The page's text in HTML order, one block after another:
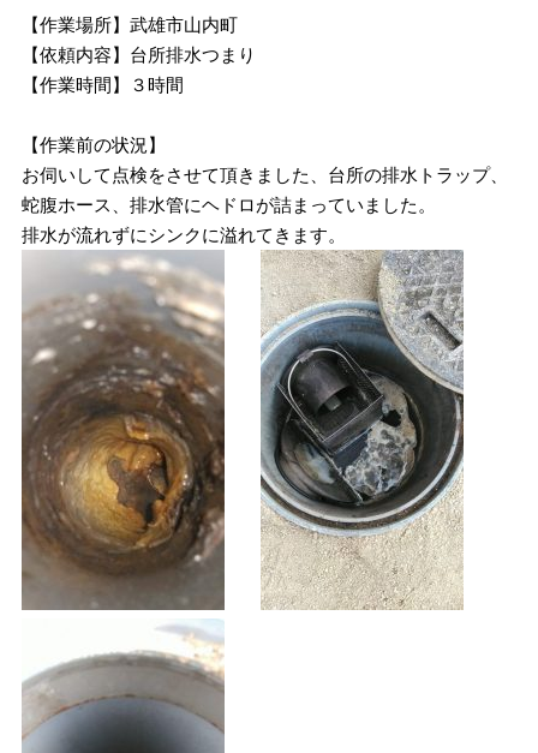
【作業場所】武雄市山内町
【依頼内容】台所排水つまり
【作業時間】３時間
【作業前の状況】
お伺いして点検をさせて頂きました、台所の排水トラップ、
蛇腹ホース、排水管にヘドロが詰まっていました。
排水が流れずにシンクに溢れてきます。